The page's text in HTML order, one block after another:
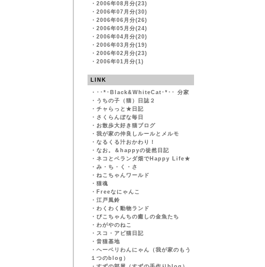
・ 2006年08月分(23)
・ 2006年07月分(30)
・ 2006年06月分(26)
・ 2006年05月分(24)
・ 2006年04月分(20)
・ 2006年03月分(19)
・ 2006年02月分(23)
・ 2006年01月分(1)
LINK
・ ･･*･Black&WhiteCat･*･･ 分家
・ うちの子（猫）日誌２
・ チャらっと★日記
・ さくらんぼな毎日
・ お散歩大好き猫ブログ
・ 我が家の仲良しルールとメルモ
・ なるくる汁おかわり！
・ なお。＆happyの徒然日記
・ ネコとベランダ畑でHappy Life★
・ み・ち・く・さ
・ ねこちゃんワールド
・ 猫魂
・ Freeなにゃんこ
・ 江戸風鈴
・ わくわく動物ランド
・ ぴこちゃんちの癒しの金魚たち
・ わがやのねこ
・ スコ・アビ猫日記
・ 音猫基地
・ ヘーベリわんにゃん（我が家のもう
１つのblog）